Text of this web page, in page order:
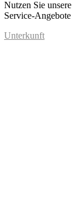
Nutzen Sie unsere
Service-Angebote
Unterkunft